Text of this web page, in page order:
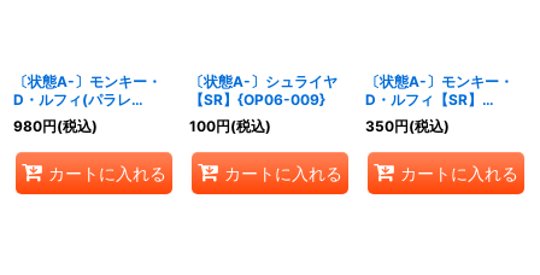
〔状態A-〕モンキー・
D・ルフィ(パラレ
ル/illust:Anderson)
【R/P】{OP06-013}
980円(税込)
カートに入れる
〔状態A-〕シュライヤ
【SR】{OP06-009}
100円(税込)
カートに入れる
〔状態A-〕モンキー・
D・ルフィ【SR】
{ST01-012}
350円(税込)
カートに入れる